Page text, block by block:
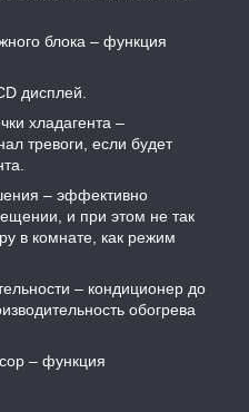
блока – функция
дисплей.
хладагента –
тревоги, если будет
– эффективно
и при этом не так
в комнате, как режим
– кондиционер до
обогрева
– функция